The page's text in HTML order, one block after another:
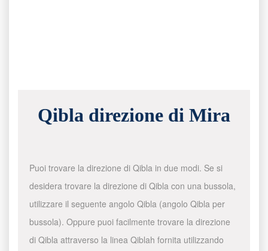
Qibla direzione di Mira
Puoi trovare la direzione di Qibla in due modi. Se si
desidera trovare la direzione di Qibla con una bussola,
utilizzare il seguente angolo Qibla (angolo Qibla per
bussola). Oppure puoi facilmente trovare la direzione
di Qibla attraverso la linea Qiblah fornita utilizzando